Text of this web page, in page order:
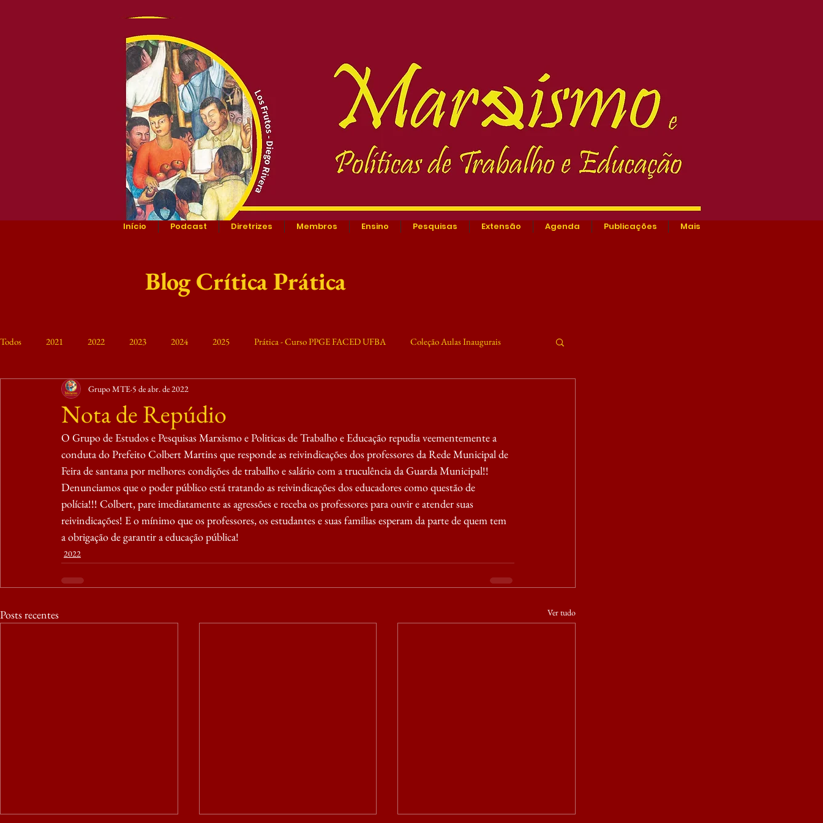
Início Podcast Diretrizes Membros Ensino Pesquisas Extensão Agenda Publicações Mais
Blog Crítica Prática
Todos 2021 2022 2023 2024 2025 Prática - Curso PPGE FACED UFBA Coleção Aulas Inaugurais
Curso Friedrich Engels VIII MTE 2023
Nota de Repúdio
Grupo MTE 5 de abr. de 2022
O Grupo de Estudos e Pesquisas Marxismo e Politicas de Trabalho e Educação repudia veementemente a
conduta do Prefeito Colbert Martins que responde as reivindicações dos professores da Rede Municipal de
Feira de santana por melhores condições de trabalho e salário com a truculência da Guarda Municipal!!
Denunciamos que o poder público está tratando as reivindicações dos educadores como questão de
polícia!!! Colbert, pare imediatamente as agressões e receba os professores para ouvir e atender suas
reivindicações! E o mínimo que os professores, os estudantes e suas familias esperam da parte de quem tem
a obrigação de garantir a educação pública!
2022
Posts recentes Ver tudo